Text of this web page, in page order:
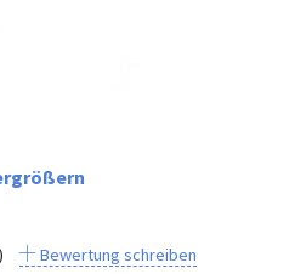
Bewertung schreiben